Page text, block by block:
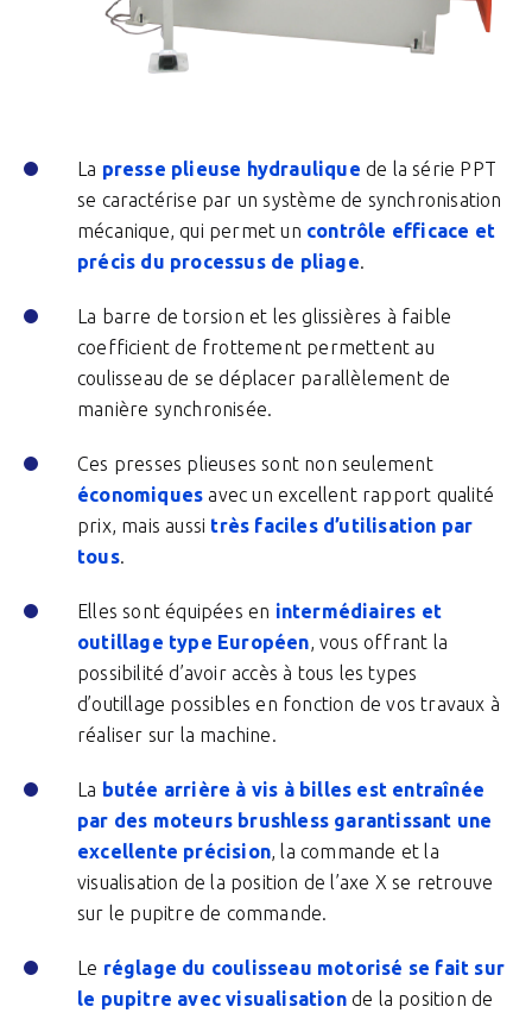
La presse plieuse hydraulique de la série PPT
se caractérise par un système de synchronisation
mécanique, qui permet un contrôle efficace et
précis du processus de pliage.
La barre de torsion et les glissières à faible
coefficient de frottement permettent au
coulisseau de se déplacer parallèlement de
manière synchronisée.
Ces presses plieuses sont non seulement
économiques avec un excellent rapport qualité
prix, mais aussi très faciles d’utilisation par
tous.
Elles sont équipées en intermédiaires et
outillage type Européen, vous offrant la
possibilité d’avoir accès à tous les types
d’outillage possibles en fonction de vos travaux à
réaliser sur la machine.
La butée arrière à vis à billes est entraînée
par des moteurs brushless garantissant une
excellente précision, la commande et la
visualisation de la position de l’axe X se retrouve
sur le pupitre de commande.
Le réglage du coulisseau motorisé se fait sur
le pupitre avec visualisationde la position de